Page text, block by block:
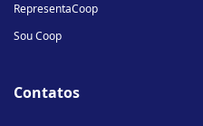
RepresentaCoop
Sou Coop
Contatos